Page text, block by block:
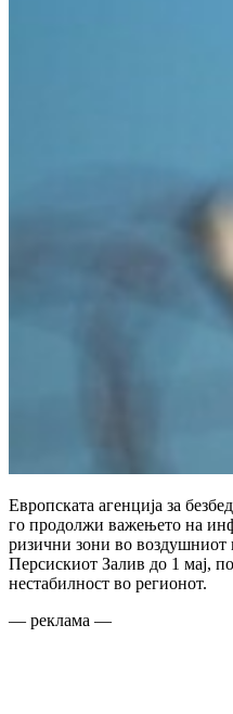
Европската агенција за
го продолжи важењето на
ризични зони во воздушниот
Персискиот Залив до 1 мај,
нестабилност во регионот.
— реклама —